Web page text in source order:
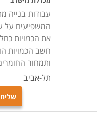
עבודות בנייה
המשפיעים על
את הכמויות
חשב הכמויות
ותמחור
תל-אביב